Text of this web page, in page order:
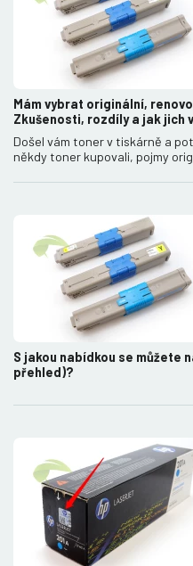
Mám vybrat originální,
Zkušenosti, rozdíly a jak jich
Došel vám toner v tiskárně a
někdy toner kupovali, pojmy
S jakou nabídkou se můžete
přehled)?